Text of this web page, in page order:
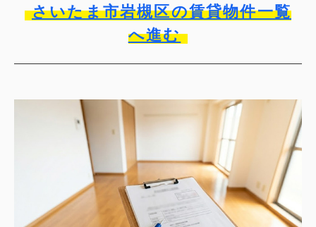
さいたま市岩槻区の賃貸物件一覧
へ進む